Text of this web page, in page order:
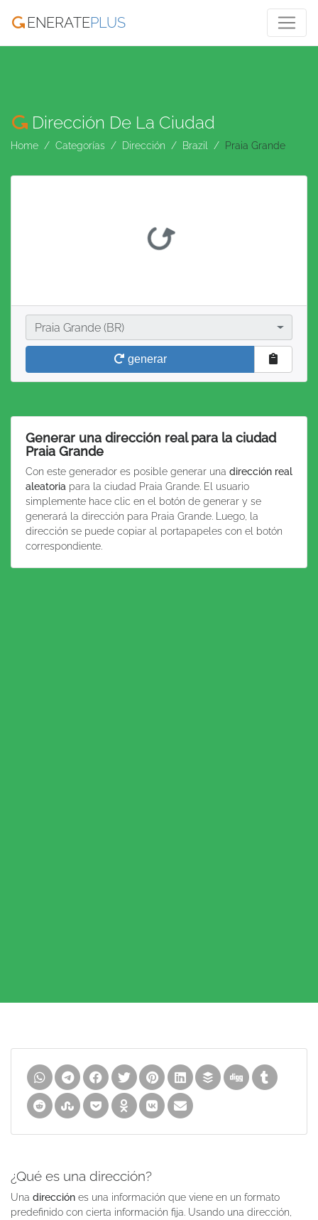
ENERATEPLUS
Dirección De La Ciudad
Home Categorías Dirección Brazil Praia Grande
Ciudad
Praia Grande (BR)
generar
Generar una dirección real para la ciudad
Praia Grande
Con este generador es posible generar una dirección real
aleatoria para la ciudad Praia Grande. El usuario
simplemente hace clic en el botón de generar y se
generará la dirección para Praia Grande. Luego, la
dirección se puede copiar al portapapeles con el botón
correspondiente.
¿Qué es una dirección?
Una dirección es una información que viene en un formato
predefinido con cierta información fija. Usando una dirección,